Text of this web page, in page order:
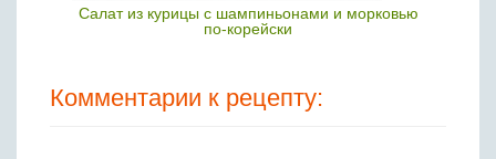
Салат из курицы с шампиньонами и морковью
по-корейски
Комментарии к рецепту: